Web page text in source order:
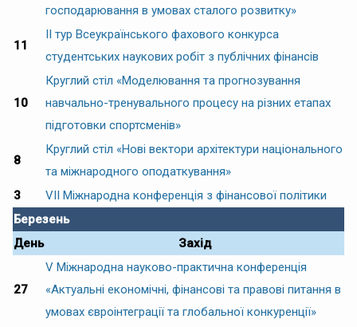
господарювання в умовах сталого розвитку»
11
II тур Всеукраїнського фахового конкурса
студентських наукових робіт з публічних фінансів
10
Круглий стіл «Моделювання та прогнозування
навчально-тренувального процесу на різних етапах
підготовки спортсменів»
8
Круглий стіл «Нові вектори архітектури національного
та міжнародного оподаткування»
3
VIІ Міжнародна конференція з фінансової політики
Березень
День
Захід
27
V Міжнародна науково-практична конференція
«Актуальні економічні, фінансові та правові питання в
умовах євроінтеграції та глобальної конкуренції»